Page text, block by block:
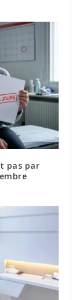
pas par